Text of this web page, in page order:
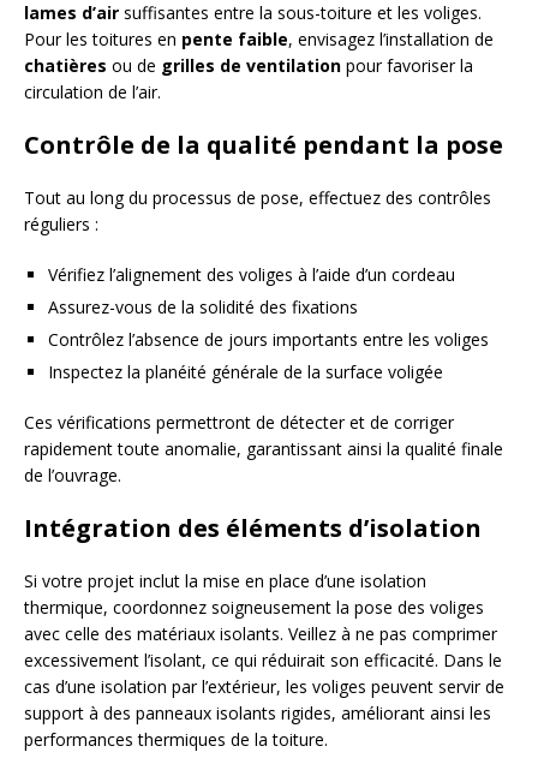
lames d’air suffisantes entre la sous-toiture et les voliges.
Pour les toitures en pente faible, envisagez l’installation de
chatières ou de grilles de ventilation pour favoriser la
circulation de l’air.
Contrôle de la qualité pendant la pose
Tout au long du processus de pose, effectuez des contrôles
réguliers :
Vérifiez l’alignement des voliges à l’aide d’un cordeau
Assurez-vous de la solidité des fixations
Contrôlez l’absence de jours importants entre les voliges
Inspectez la planéité générale de la surface voligée
Ces vérifications permettront de détecter et de corriger
rapidement toute anomalie, garantissant ainsi la qualité finale
de l’ouvrage.
Intégration des éléments d’isolation
Si votre projet inclut la mise en place d’une isolation
thermique, coordonnez soigneusement la pose des voliges
avec celle des matériaux isolants. Veillez à ne pas comprimer
excessivement l’isolant, ce qui réduirait son efficacité. Dans le
cas d’une isolation par l’extérieur, les voliges peuvent servir de
support à des panneaux isolants rigides, améliorant ainsi les
performances thermiques de la toiture.